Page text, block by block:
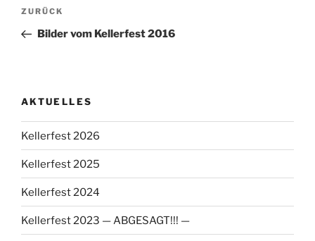
Beitragsnavigation
Vorheriger
Beitrag
ZURÜCK
Bilder vom Kellerfest 2016
AKTUELLES
Kellerfest 2026
Kellerfest 2025
Kellerfest 2024
Kellerfest 2023 — ABGESAGT!!! —